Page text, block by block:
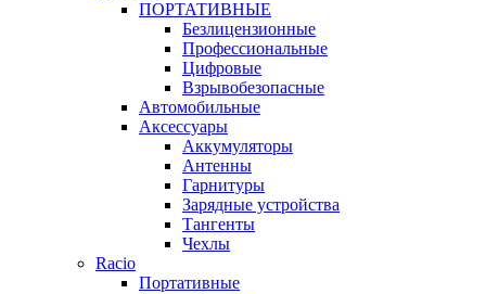
ПОРТАТИВНЫЕ
Безлицензионные
Профессиональные
Цифровые
Взрывобезопасные
Автомобильные
Аксессуары
Аккумуляторы
Антенны
Гарнитуры
Зарядные устройства
Тангенты
Чехлы
Racio
Портативные